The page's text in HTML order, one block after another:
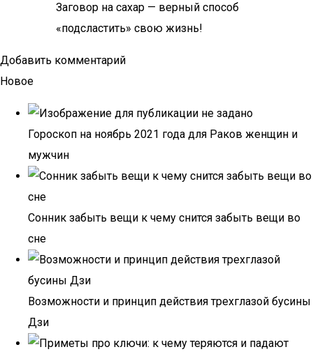
Заговор на сахар — верный способ
«подсластить» свою жизнь!
Добавить комментарий
Новое
Гороскоп на ноябрь 2021 года для Раков женщин и
мужчин
Сонник забыть вещи к чему снится забыть вещи во
сне
Возможности и принцип действия трехглазой бусины
Дзи